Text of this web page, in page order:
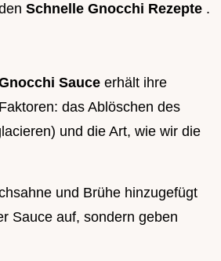
Schnelle Gnocchi Rezepte .
Sauce erhält ihre
das Ablöschen des
und die Art, wie wir die
und Brühe hinzugefügt
Sauce auf, sondern geben